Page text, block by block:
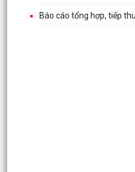
Báo cáo tổng hợp, tiếp